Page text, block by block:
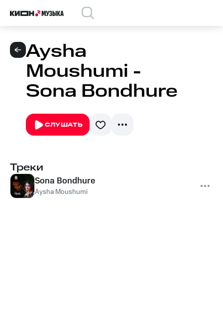
Aysha
Moushumi -
Sona Bondhure
СЛУШАТЬ
Треки
Sona Bondhure
Aysha Moushumi